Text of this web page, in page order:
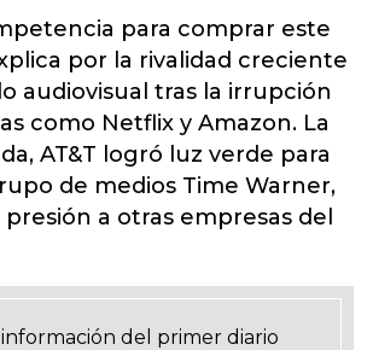
para comprar este
por la rivalidad creciente
audiovisual tras la irrupción
como Netflix y Amazon. La
AT&T logró luz verde para
de medios Time Warner,
presión a otras empresas del
información del primer diario